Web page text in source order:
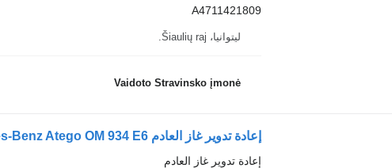
A4711421809
ليتوانيا، Šiaulių raj.
Vaidoto Stravinsko įmonė
إعادة تدوير غاز العادم